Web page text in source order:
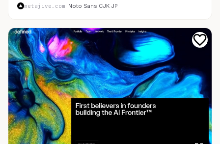
metajive.com· Noto Sans CJK JP